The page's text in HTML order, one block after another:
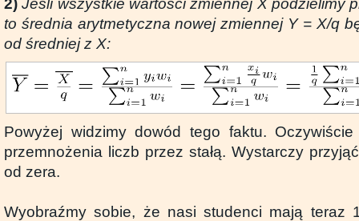
to średnia arytmetyczna nowej zmiennej Y = X/q
od średniej z X:
Powyżej widzimy dowód tego faktu.
przemnożenia liczb przez stałą. Wystarczy
od zera.
Wyobraźmy sobie, że nasi studenci mają teraz